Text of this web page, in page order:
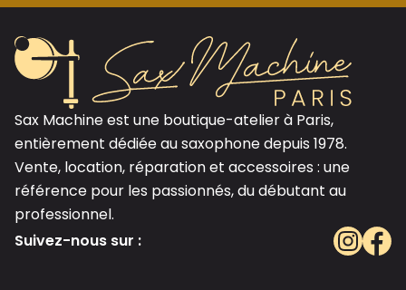
Sax Machine est une boutique-atelier à Paris,
entièrement dédiée au saxophone depuis 1978.
Vente, location, réparation et accessoires : une
référence pour les passionnés, du débutant au
professionnel.
Suivez-nous sur :